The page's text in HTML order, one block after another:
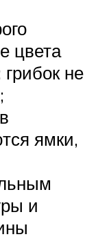
цвета
не
ямки,
и